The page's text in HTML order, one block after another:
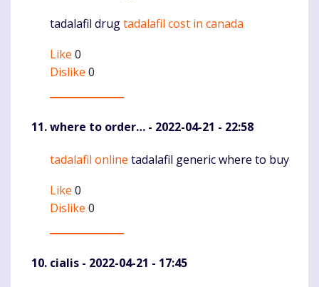
Komentaras
tadalafil drugtadalafil cost in canada
Like 0
Dislike 0
where to order… - 2022-04-21 - 22:58
Komentaras
tadalafil online tadalafil generic where to buy
Like 0
Dislike 0
cialis - 2022-04-21 - 17:45